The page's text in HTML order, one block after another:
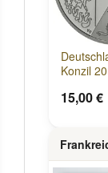
Konzil
15,00 €